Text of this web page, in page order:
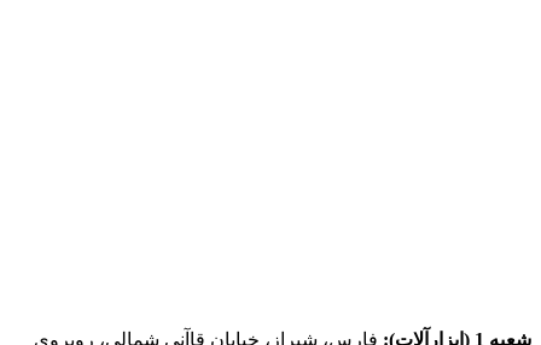
شعبه 1 (ابزارآلات):
فارس، شیراز، خیابان قاآنی شمالی، روبروی